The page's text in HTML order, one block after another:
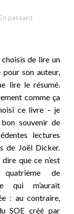
passant
de lire un
son auteur,
lire le résumé.
comme ça
ce livre – je
souvenir de
lectures
de Joël Dicker.
que ce n’est
de
qui m’aurait
: au contraire,
SOE créé par